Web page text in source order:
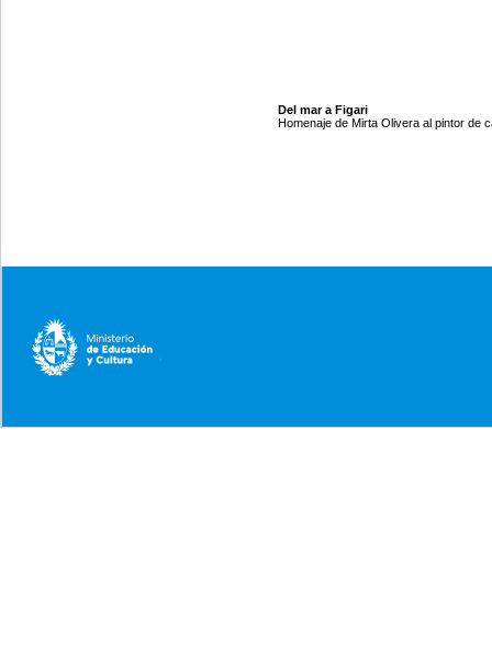
Del mar a Figari
Homenaje de Mirta Olivera al pintor de